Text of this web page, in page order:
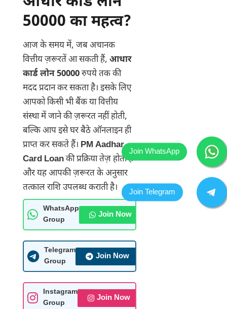
50000 का महत्व?
आज के समय में, जब अचानक
वित्तीय ज़रूरतें आ सकती हैं, आधार
कार्ड लोन 50000रुपये तक की
मदद प्रदान कर सकता है। इसके लिए
आपको किसी भी बैंक या वित्तीय
संस्था में जाने की ज़रूरत नहीं होती,
बल्कि आप इसे घर बैठे ऑनलाइन ही
प्राप्त कर सकते हैं। PM Aadhar
Card Loanकी प्रक्रिया तेज़ होती है
और यह आपकी ज़रूरत के अनुसार
तत्काल राशि उपलब्ध कराती है।
WhatsApp
Group
Join Now
Telegram
Group
Join Now
Instagram
Group
Join Now